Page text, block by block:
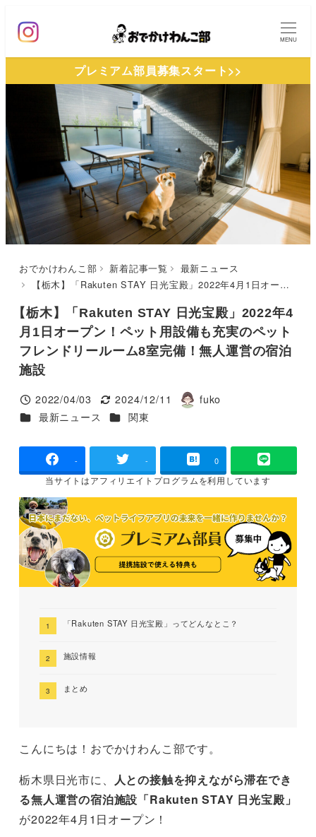
ン
ン
ツ
へ
移
動
MENU
プレミアム部員募集スタート>>
おでかけわんこ部 新着記事一覧
最新ニュース
【栃木】「Rakuten STAY 日光宝殿」2022年4月1日オープン！ペット用設備も充実のペットフレンドリールーム8室完備！無人運営の宿泊施設
【栃木】「Rakuten STAY 日光宝殿」2022年4
月1日オープン！ペット用設備も充実のペット
フレンドリールーム8室完備！無人運営の宿泊
施設
投稿日
2022/04/03
更新日
2024/12/11
著
fuko
カテゴリー
最新ニュース カテゴリー
関東
- - 0
当サイトはアフィリエイトプログラムを利用しています
「Rakuten STAY 日光宝殿」ってどんなとこ？
施設情報
まとめ
こんにちは！おでかけわんこ部です。
栃木県日光市に、
人との接触を抑えながら滞在でき
る無人運営の宿泊施設「Rakuten STAY 日光宝殿」
が2022年4月1日オープン！